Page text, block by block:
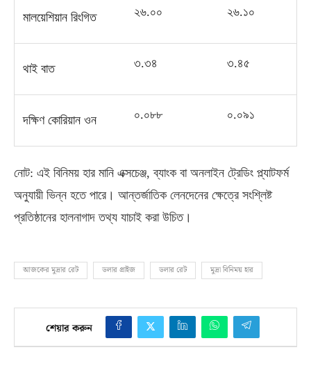
মালয়েশিয়ান রিংগিত ২৬.০০ ২৬.১০
থাই বাত ৩.৩৪ ৩.৪৫
দক্ষিণ কোরিয়ান ওন ০.০৮৮ ০.০৯১
নোট: এই বিনিময় হার মানি এক্সচেঞ্জ,ব্যাংক বা অনলাইন ট্রেডিং প্ল্যাটফর্ম
অনুযায়ী ভিন্ন হতে পারে। আন্তর্জাতিক লেনদেনের ক্ষেত্রে সংশ্লিষ্ট
প্রতিষ্ঠানের হালনাগাদ তথ্য যাচাই করা উচিত।
আজকের মুদ্রার রেট ডলার প্রাইজ ডলার রেট মুদ্রা বিনিময় হার
শেয়ার করুন